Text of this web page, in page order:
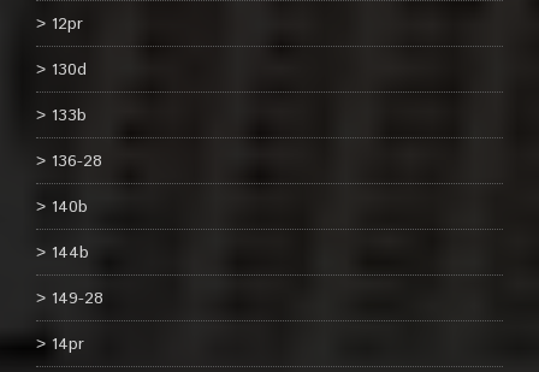
12pr
130d
133b
136-28
140b
144b
149-28
14pr